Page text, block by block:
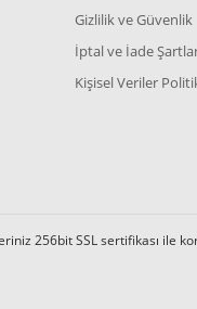
Gizlilik ve Güvenlik
İptal ve İade
Kişisel Veriler
256bit SSL sertifikası ile